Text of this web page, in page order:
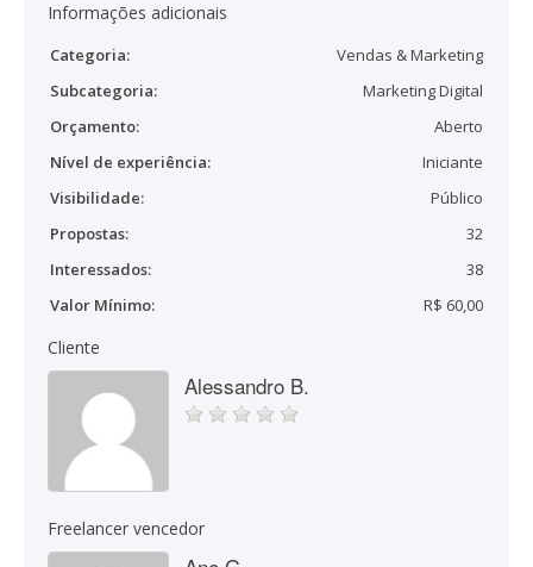
Informações adicionais
Categoria:
Vendas & Marketing
Subcategoria:
Marketing Digital
Orçamento:
Aberto
Nível de experiência:
Iniciante
Visibilidade:
Público
Propostas:
32
Interessados:
38
Valor Mínimo:
R$ 60,00
Cliente
Alessandro B.
Freelancer vencedor